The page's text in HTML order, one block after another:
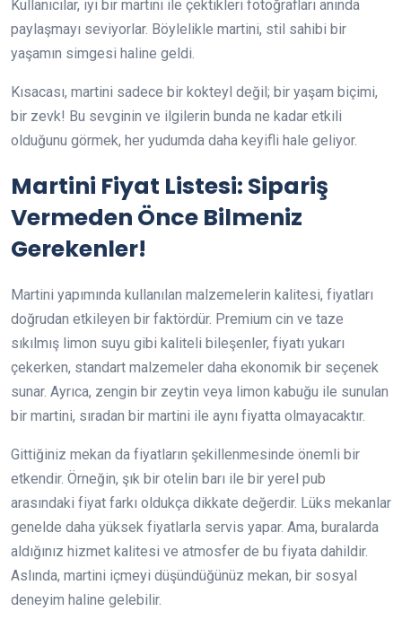
Kullanıcılar, iyi bir martini ile çektikleri fotoğrafları anında
paylaşmayı seviyorlar. Böylelikle martini, stil sahibi bir
yaşamın simgesi haline geldi.
Kısacası, martini sadece bir kokteyl değil; bir yaşam biçimi,
bir zevk! Bu sevginin ve ilgilerin bunda ne kadar etkili
olduğunu görmek, her yudumda daha keyifli hale geliyor.
Martini Fiyat Listesi: Sipariş
Vermeden Önce Bilmeniz
Gerekenler!
Martini yapımında kullanılan malzemelerin kalitesi, fiyatları
doğrudan etkileyen bir faktördür. Premium cin ve taze
sıkılmış limon suyu gibi kaliteli bileşenler, fiyatı yukarı
çekerken, standart malzemeler daha ekonomik bir seçenek
sunar. Ayrıca, zengin bir zeytin veya limon kabuğu ile sunulan
bir martini, sıradan bir martini ile aynı fiyatta olmayacaktır.
Gittiğiniz mekan da fiyatların şekillenmesinde önemli bir
etkendir. Örneğin, şık bir otelin barı ile bir yerel pub
arasındaki fiyat farkı oldukça dikkate değerdir. Lüks mekanlar
genelde daha yüksek fiyatlarla servis yapar. Ama, buralarda
aldığınız hizmet kalitesi ve atmosfer de bu fiyata dahildir.
Aslında, martini içmeyi düşündüğünüz mekan, bir sosyal
deneyim haline gelebilir.